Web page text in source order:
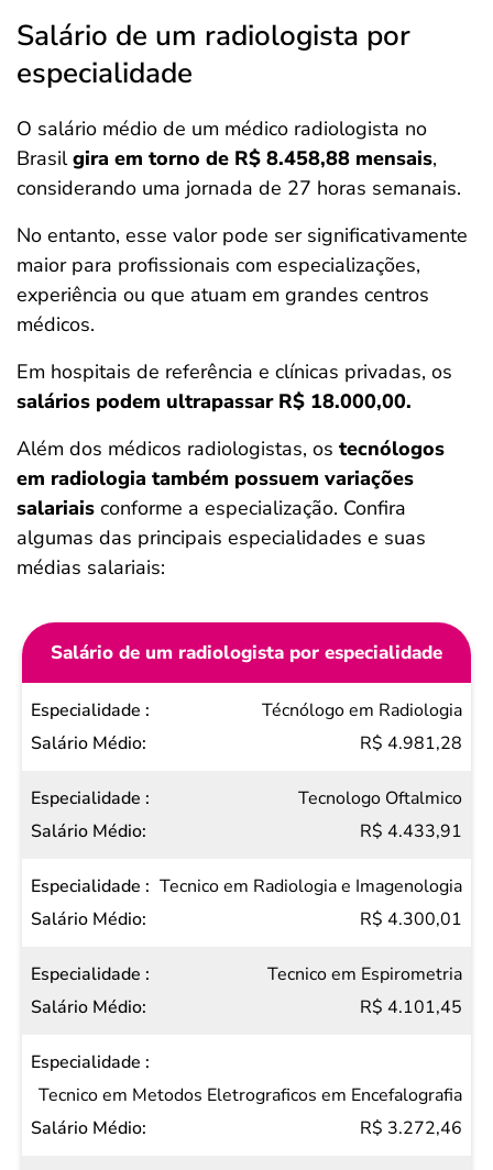
Salário de um radiologista por
especialidade
O salário médio de um médico radiologista no
Brasilgira em torno de R$ 8.458,88 mensais,
considerando uma jornada de 27 horas semanais.
No entanto, esse valor pode ser significativamente
maior para profissionais com especializações,
experiência ou que atuam em grandes centros
médicos.
Em hospitais de referência e clínicas privadas, os
salários podem ultrapassar R$ 18.000,00.
Além dos médicos radiologistas, os tecnólogos
em radiologia também possuem variações
salariais conforme a especialização. Confira
algumas das principais especialidades e suas
médias salariais:
Salário de um radiologista por especialidade
Especialidade
Salário
Técnólogo em Radiologia
R$ 4.981,28
Tecnologo Oftalmico
R$ 4.433,91
Tecnico em Radiologia e Imagenologia
R$ 4.300,01
Tecnico em Espirometria
R$ 4.101,45
Tecnico em Metodos Eletrograficos em Encefalografia
R$ 3.272,46